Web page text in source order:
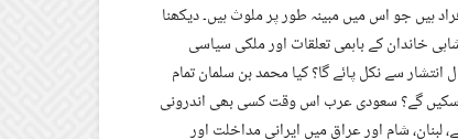
ہیں جو اس میں مبینہ طور پر ملوث ہیں۔ دیکھنا
خاندان کے باہمی تعلقات اور ملکی سیاسی
سے نکل پائے گا؟ کیا محمد بن سلمان تمام
سکیں گے؟ سعودی عرب اس وقت کسی بھی اندرونی
شام اور عراق میں ایرانی مداخلت اور